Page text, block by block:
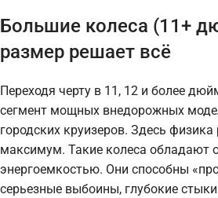
Большие колеса (11+
размер решает всё
Переходя черту в 11, 12 и более
сегмент мощных внедорожных
городских круизеров. Здесь физика
максимум. Такие колеса обладают
энергоемкостью. Они способны
серьезные выбоины, глубокие